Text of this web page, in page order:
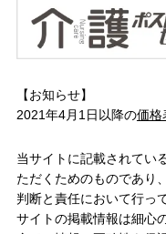
【お知らせ】
2021年4月1日以降の価格
当サイトに記載されてい
ただくためのものであり
判断と責任において行っ
サイトの掲載情報は細心